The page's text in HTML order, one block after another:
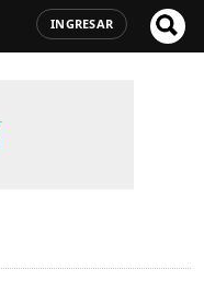
INGRESAR